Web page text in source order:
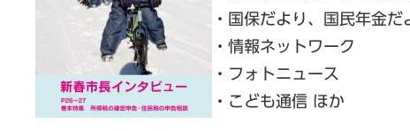
・国保だより、国民年金だ
・情報ネットワーク
・フォトニュース
・こども通信 ほか